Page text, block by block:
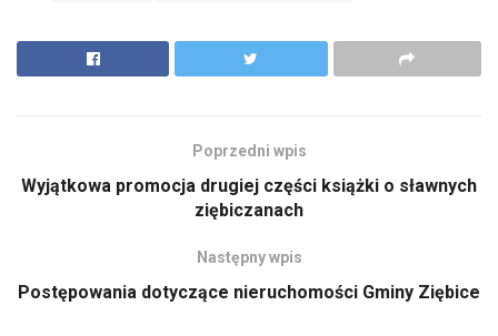
Poprzedni wpis
Wyjątkowa promocja drugiej części książki o sławnych
ziębiczanach
Następny wpis
Postępowania dotyczące nieruchomości Gminy Ziębice